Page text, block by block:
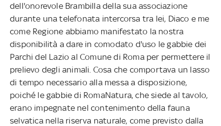
dell'onorevole Brambilla della sua associazione
durante una telefonata intercorsa tra lei, Diaco e me
come Regione abbiamo manifestato la nostra
disponibilità a dare in comodato d'uso le gabbie dei
Parchi del Lazio al Comune di Roma per permettere il
prelievo degli animali. Cosa che comportava un lasso
di tempo necessario alla messa a disposizione,
poiché le gabbie di RomaNatura, che siede al tavolo,
erano impegnate nel contenimento della fauna
selvatica nella riserva naturale, come previsto dalla